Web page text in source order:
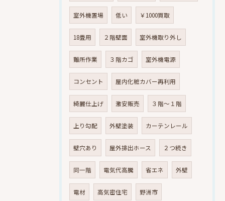
室外機置場 低い ￥1000買取
18畳用 ２階壁面 室外機取り外し
難所作業 ３階カゴ 室外機電源
コンセント 屋内化粧カバー再利用
綺麗仕上げ 激安販売 ３階～１階
上り勾配 外壁塗装 カーテンレール
壁穴あり 屋外排出ホース ２つ続き
同一階 電気代高騰 省エネ 外壁
電材 高気密住宅 野洲市